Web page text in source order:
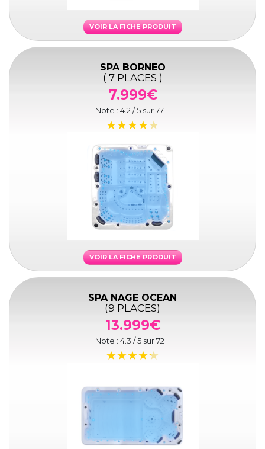
VOIR LA FICHE PRODUIT
SPA BORNEO
( 7 PLACES )
7.999€
Note : 4.2 / 5 sur77
VOIR LA FICHE PRODUIT
SPA NAGE OCEAN
(9 PLACES)
13.999€
Note : 4.3 / 5 sur72